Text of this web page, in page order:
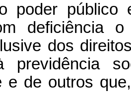
poder público
deficiência
dos
previdência
e de outros